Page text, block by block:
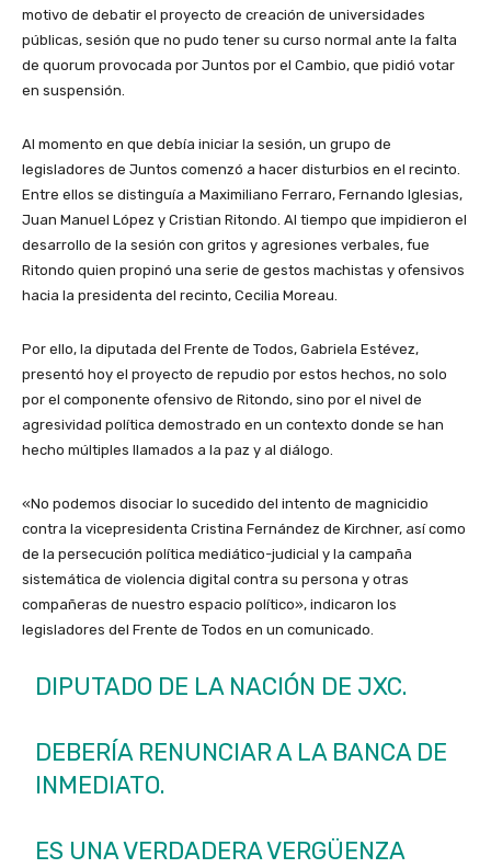
motivo de debatir el proyecto de creación de universidades
públicas, sesión que no pudo tener su curso normal ante la falta
de quorum provocada por Juntos por el Cambio, que pidió votar
en suspensión.
Al momento en que debía iniciar la sesión, un grupo de
legisladores de Juntos comenzó a hacer disturbios en el recinto.
Entre ellos se distinguía a Maximiliano Ferraro, Fernando Iglesias,
Juan Manuel López y Cristian Ritondo. Al tiempo que impidieron el
desarrollo de la sesión con gritos y agresiones verbales, fue
Ritondo quien propinó una serie de gestos machistas y ofensivos
hacia la presidenta del recinto, Cecilia Moreau.
Por ello, la diputada del Frente de Todos, Gabriela Estévez,
presentó hoy el proyecto de repudio por estos hechos, no solo
por el componente ofensivo de Ritondo, sino por el nivel de
agresividad política demostrado en un contexto donde se han
hecho múltiples llamados a la paz y al diálogo.
«No podemos disociar lo sucedido del intento de magnicidio
contra la vicepresidenta Cristina Fernández de Kirchner, así como
de la persecución política mediático-judicial y la campaña
sistemática de violencia digital contra su persona y otras
compañeras de nuestro espacio político», indicaron los
legisladores del Frente de Todos en un comunicado.
DIPUTADO DE LA NACIÓN DE JXC.
DEBERÍA RENUNCIAR A LA BANCA DE
INMEDIATO.
ES UNA VERDADERA VERGÜENZA